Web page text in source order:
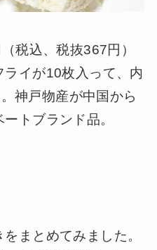
税込、税抜367円）
イが10枚入って、内
神戸物産が中国から
トブランド品。
まとめてみました。